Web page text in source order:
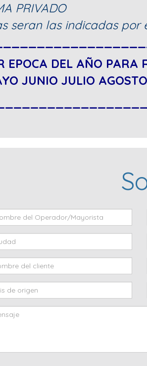
PRIVADO
seran las indicadas por
EPOCA DEL AÑO PARA
JUNIO JULIO